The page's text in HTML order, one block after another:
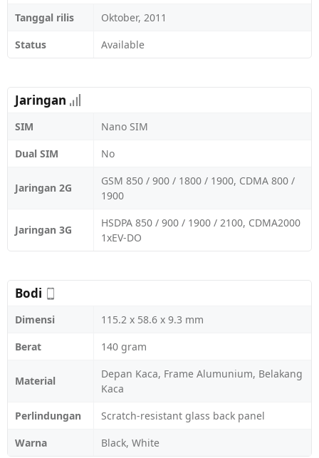
Tanggal rilis
Oktober, 2011
Status
Available
Jaringan
SIM
Nano SIM
Dual SIM
No
Jaringan 2G
GSM 850 / 900 / 1800 / 1900, CDMA 800 /
1900
Jaringan 3G
HSDPA 850 / 900 / 1900 / 2100, CDMA2000
1xEV-DO
Bodi
Dimensi
115.2 x 58.6 x 9.3 mm
Berat
140 gram
Material
Depan Kaca, Frame Alumunium, Belakang
Kaca
Perlindungan
Scratch-resistant glass back panel
Warna
Black, White